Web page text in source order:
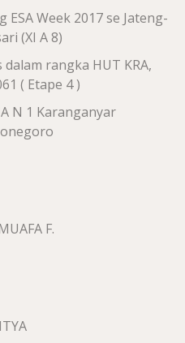
Week 2017 se Jateng-
(XI A 8)
rangka HUT KRA,
( Etape 4 )
N 1 Karanganyar
F.